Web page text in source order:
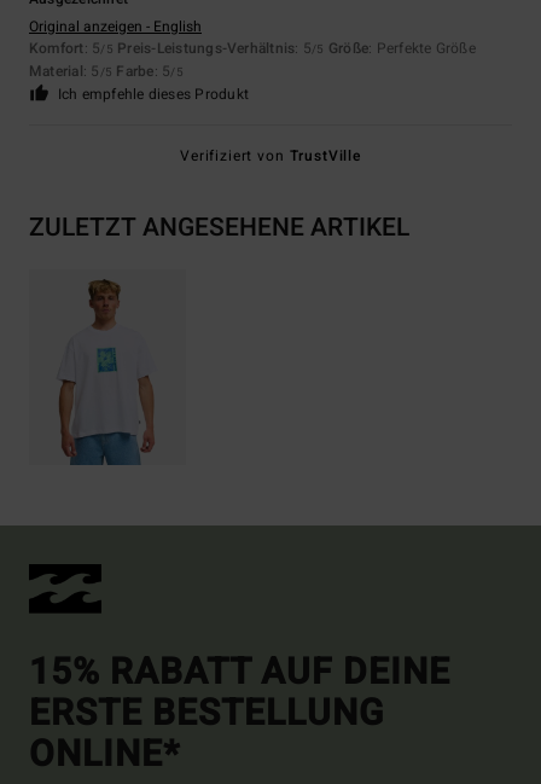
Original anzeigen - English
Komfort: 5/5 Preis-Leistungs-Verhältnis: 5/5 Größe: Perfekte Größe
Material: 5 /5 Farbe: 5/5
Ich empfehle dieses Produkt
Verifiziert von TrustVille
ZULETZT ANGESEHENE ARTIKEL
15% RABATT AUF DEINE
ERSTE BESTELLUNG
ONLINE*